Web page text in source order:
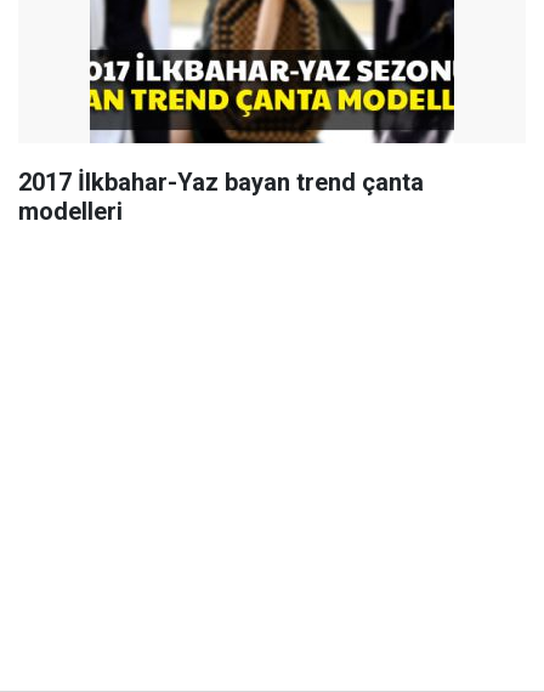
2017 İlkbahar-Yaz bayan trend çanta
modelleri